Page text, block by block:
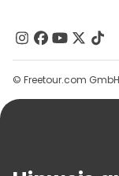
Kontakt
Gruppen
Hilfe
© Freetour.com